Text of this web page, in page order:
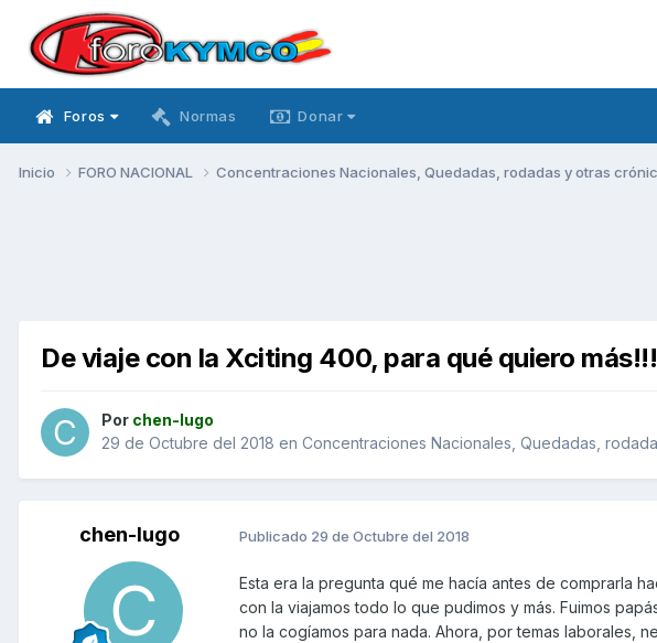
Foros Normas Donar
Inicio FORO NACIONAL Concentraciones Nacionales, Quedadas, rodadas y otras
De viaje con la Xciting 400, para qué quiero
Por chen-lugo
29 de Octubre del 2018 en Concentraciones Nacionales, Quedadas,
chen-lugo Publicado 29 de Octubre del 2018
Esta era la pregunta qué me hacía antes de comprarla
con la viajamos todo lo que pudimos y más. Fuimos
no la cogíamos para nada. Ahora, por temas laborales,